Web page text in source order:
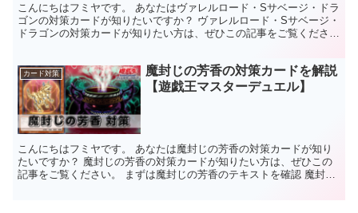
こんにちはフミヤです。 あなたはヴァレルロード・Sサベージ・ドラ
ゴンの対策カードが知りたいですか？ ヴァレルロード・Sサベージ・
ドラゴンの対策カードが知りたい方は、ぜひこの記事をご覧くださ
カード対策
魔封じの芳香の対策カードを解説
【遊戯王マスターデュエル】
こんにちはフミヤです。 あなたは魔封じの芳香の対策カードが知り
たいですか？ 魔封じの芳香の対策カードが知りたい方は、ぜひこの
記事をご覧ください。 まずは魔封じの芳香のテキストを確認 魔封じ